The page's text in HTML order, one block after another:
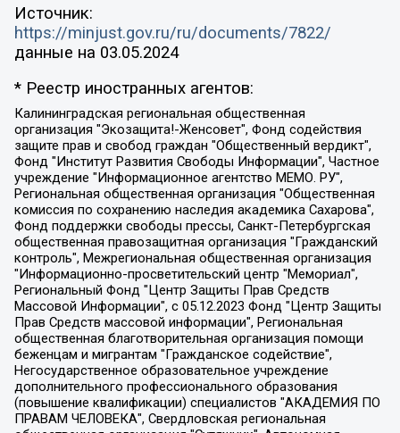
Источник:
https://minjust.gov.ru/ru/documents/7822/
данные на 03.05.2024
* Реестр иностранных агентов:
Калининградская региональная общественная организация "Экозащита!-Женсовет", Фонд содействия защите прав и свобод граждан "Общественный вердикт", Фонд "Институт Развития Свободы Информации", Частное учреждение "Информационное агентство МЕМО. РУ", Региональная общественная организация "Общественная комиссия по сохранению наследия академика Сахарова", Фонд поддержки свободы прессы, Санкт-Петербургская общественная правозащитная организация "Гражданский контроль", Межрегиональная общественная организация "Информационно-просветительский центр "Мемориал", Региональный Фонд "Центр Защиты Прав Средств Массовой Информации", с 05.12.2023 Фонд "Центр Защиты Прав Средств массовой информации", Региональная общественная благотворительная организация помощи беженцам и мигрантам "Гражданское содействие", Негосударственное образовательное учреждение дополнительного профессионального образования (повышение квалификации) специалистов "АКАДЕМИЯ ПО ПРАВАМ ЧЕЛОВЕКА", Свердловская региональная общественная организация "Сутяжник", Автономная некоммерческая организация "Центр независимых социологических исследований", Союз общественных объединений "Российский исследовательский центр по правам человека", Региональное общественное учреждение научно-информационный центр "МЕМОРИАЛ", Некоммерческая организация "Фонд защиты гласности", Автономная некоммерческая организация "Институт прав человека", Городская общественная организация "Екатеринбургское общество "МЕМОРИАЛ", Городская общественная организация "Рязанское историко-просветительское и правозащитное общество "Мемориал" (Рязанский Мемориал), Челябинский региональный орган общественной самодеятельности – женское общественное объединение "Женщины Евразии", Челябинский региональный орган общественной самодеятельности "Уральская правозащитная группа", Фонд содействия защите здоровья и социальной справедливости имени Андрея Рылькова, Автономная Некоммерческая Организация "Аналитический Центр Юрия Левады", Автономная некоммерческая организация социальной поддержки населения "Проект Апрель", Региональная общественная организация помощи женщинам и детям, находящимся в кризисной ситуации "Информационно-методический центр "Анна", Фонд содействия развитию массовых коммуникаций и правовому просвещению "Так-так-Так", Фонд содействия устойчивому развитию "Серебряная тайга", Свердловский региональный общественный фонд социальных проектов "Новое время", "Idel.Реалии", Кавказ.Реалии, Крым.Реалии, Телеканал Настоящее Время, Татаро-башкирская служба Радио Свобода (Azatliq Radiosi), Радио Свободная Европа/Радио Свобода (PCE/PC), "Сибирь.Реалии", "Фактограф", Благотворительный фонд помощи осужденным и их семьям, Автономная некоммерческая организация "Институт глобализации и социальных движений", Фонд "В защиту прав заключенных", Частное учреждение "Центр поддержки и содействия развитию средств массовой информации", Пензенский региональный общественный благотворительный фонд "Гражданский союз", "Север.Реалии", Некоммерческая организация Фонд "Правовая инициатива", Общество с ограниченной ответственностью "Радио Свободная Европа/Радио Свобода", Чешское информационное агентство "MEDIUM-ORIENT", Красноярская региональная общественная организация "Мы против СПИДа", Камалягин Денис Николаевич, Маркелов Сергей Евгеньевич, Пономарев Лев Александрович, Савицкая Людмила Алексеевна, Автономная некоммерческая организация "Центр по работе с проблемой насилия "НАСИЛИЮ.НЕТ", Межрегиональный профессиональный союз работников здравоохранения "Альянс врачей", Юридическое лицо, зарегистрированное в Латвийской Республике, SIA "Medusa Project" (регистрационный номер 40103797863, дата регистрации 10.06.2014), Некоммерческая организация "Фонд по борьбе с коррупцией", Автономная некоммерческая организация "Институт права и публичной политики", Баданин Роман Сергеевич, Гликин Максим Александрович, Железнова Мария Михайловна, Лукьянова Юлия Сергеевна, Маетная Елизавета Витальевна, Маняхин Петр Борисович, Чуракова Ольга Владимировна, Ярош Юлия Петровна, Юридическое лицо "The Insider SIA", зарегистрированное в Риге, Латвийская Республика (дата регистрации 26.06.2015), являющееся администратором доменного имени интернет-издания "The Insider SIA", https://theins.ru, Постернак Алексей Евгеньевич, Рубин Михаил Аркадьевич, Анин Роман Александрович, Юридическое лицо Istories fonds, зарегистрированное в Латвийской Республике (регистрационный номер 50008295751, дата регистрации 24.02.2020), Великовский Дмитрий Александрович, Долинина Ирина Николаевна, Мароховская Алеся Алексеевна, Шлейнов Роман Юрьевич, Шмагун Олеся Валентиновна, Общество с ограниченной ответственностью "Альтаир 2021", Общество с ограниченной ответственностью "Вега 2021", Общество с ограниченной ответственностью "Главный редактор 2021", Общество с ограниченной ответственностью "Ромашки монолит", Важенков Артем Валерьевич, Ивановская областная общественная организация "Центр гендерных исследований", Гурман Юрий Альбертович, Медиапроект "ОВД-Инфо", Егоров Владимир Владимирович, Жилинский Владимир Александрович, Общество с ограниченной ответственностью "ЗП", Иванова София Юрьевна, Карезина Инна Павловна, Кильтау Екатерина Викторовна, Петров Алексей Викторович, Пискунов Сергей Евгеньевич, Смирнов Сергей Сергеевич, Тихонов Михаил Сергеевич, Общество с ограниченной ответственностью "ЖУРНАЛИСТ-ИНОСТРАННЫЙ АГЕНТ", Арапова Галина Юрьевна, Вольтская Татьяна Анатольевна, Американская компания "Mason G.E.S. Anonymous Foundation" (США), являющаяся владельцем интернет-издания https://mnews.world/, Компания "Stichting Bellingcat", зарегистрированная в Нидерландах (дата регистрации 11.07.2018), Захаров Андрей Вячеславович, Клепиковская Екатерина Дмитриевна, Общество с ограниченной ответственностью "МЕМО", Перл Роман Александрович, Симонов Евгений Алексеевич, Соловьева Елена Анатольевна, Сотников Даниил Владимирович, Сурначева Елизавета Дмитриевна, Автономная некоммерческая организация по защите прав человека и информированию населения "Якутия – Наше Мнение", Общество с ограниченной ответственностью "Москоу диджитал медиа", с 26.01.2023 Общество с ограниченной ответственностью "Чайка Белые сады", Ветошкина Валерия Валерьевна, Заговора Максим Александрович, Межрегиональное общественное движение "Российская ЛГБТ - сеть", Оленичев Максим Владимирович, Павлов Иван Юрьевич, Скворцова Елена Сергеевна, Общество с ограниченной ответственностью "Как бы инагент", Кочетков Игорь Викторович, Общество с ограниченной ответственностью "Честные выборы", Еланчик Олег Александрович, Общество с ограниченной ответственностью "Нобелевский призыв", Гималова Регина Эмилевна, Григорьев Андрей Валерьевич, Григорьева Алина Александровна, Ассоциация по содействию защите прав призывников, альтернативнослужащих и военнослужащих "Правозащитная группа "Гражданин.Армия.Право", Хисамова Регина Фаритовна, Автономная некоммерческая организация по реализации социально-правовых программ "Лилит", Дальневосточное общественное движение "Маяк", Санкт-Петербургская ЛГБТ-инициативная группа "Выход", Инициативная группа ЛГБТ+ "Реверс", Алексеев Андрей Викторович, Бекбулатова Таисия Львовна, Беляев Иван Михайлович, Владыкина Елена Сергеевна, Гельман Марат Александрович, Никульшина Вероника Юрьевна, Толоконникова Надежда Андреевна, Шендерович Виктор Анатольевич, Общество с ограниченной ответственностью "Данное сообщение", Общество с ограниченной ответственностью Издательский дом "Новая глава", Айнбиндер Александра Александровна, Московский комьюнити-центр для ЛГБТ+инициатив, Благотворительный фонд развития филантропии, Deutsche Welle (Германия, Kurt-Schumacher-Strasse 3, 53113 Bonn), Борзунова Мария Михайловна, Воробьев Виктор Викторович, Голубева Анна Львовна, Константинова Алла Михайловна, Малкова Ирина Владимировна, Мурадов Мурад Абдулгалимович, Осетинская Елизавета Николаевна, Понасенков Евгений Николаевич, Ганапольский Матвей Юрьевич, Киселев Евгений Алексеевич, Борухович Ирина Григорьевна, Дремин Иван Тимофеевич, Дубровский Дмитрий Викторович, Красноярская региональная общественная организация поддержки и развития альтернативных образовательных технологий и межкультурных коммуникаций "ИНТЕРРА", Маяковская Екатерина Алексеевна, Фейгин Марк Захарович, Филимонов Андрей Викторович, Дзугкоева Регина Николаевна, Доброхотов Роман Александрович, Дудь Юрий Александрович, Елкин Сергей Владимирович, Кругликов Кирилл Игоревич, Сабунаева Мария Леонидовна, Семенов Алексей Владимирович, Шаинян Карен Багратович, Шульман Екатерина Михайловна, Асафьев Артур Валерьевич, Вахштайн Виктор Семенович, Венедиктов Алексей Алексеевич, Лушникова Екатерина Евгеньевна, Волков Леонид Михайлович, Невзоров Александр Глебович, Пархоменко Сергей Борисович, Сироткин Ярослав Николаевич, Кара-Мурза Владимир Владимирович, Баранова Наталья Владимировна, Гозман Леонид Яковлевич, Кагарлицкий Борис Юльевич, Климарев Михаил Валерьевич, Милов Владимир Станиславович, Автономная некоммерческая организация Краснодарский центр современного искусства "Типография", Моргенштерн Алишер Тагирович, Соболь Любовь Эдуардовна, Общество с ограниченной ответственностью "ЛИЗА НОРМ", Каспаров Гарри Кимович, Ходорковский Михаил Борисович, Общество с ограниченной ответственностью "Апрельские тезисы", Данилович Ирина Брониславовна, Кашин Олег Владимирович, Петров Николай Владимирович, Пивоваров Алексей Владимирович, Соколов Михаил Владимирович, Цветкова Юлия Владимировна, Чичваркин Евгений Александрович, Комитет против пыток/Команда против пыток, Общество с ограниченной ответственностью "Первый научный", Общество с ограниченной ответственностью "Вертолет и ко", Белоцерковская Вероника Борисовна, Кац Максим Евгеньевич, Лазарева Татьяна Юрьевна, Шаведдинов Руслан Табризович, Яшин Илья Валерьевич, Общество с ограниченной ответственностью "Иноагент ААВ", Алешковский Дмитрий Петрович, Альбац Евгения Марковна, Быков Дмитрий Львович, Галямина Юлия Евгеньевна, Лойко Сергей Леонидович, Мартынов Кирилл Константинович, Медведев Сергей Александрович, Крашенинников Федор Геннадиевич, Гордеева Катерина Вл